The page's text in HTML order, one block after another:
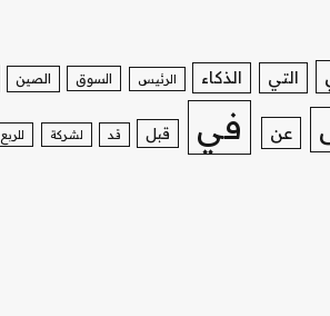
التي الذكاء الرئيس السوق الصين
عن في قبل قد لشركة للربع